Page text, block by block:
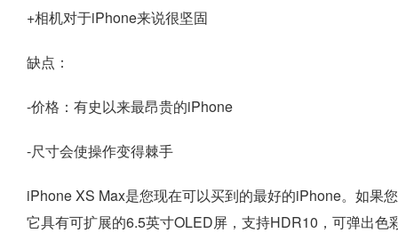
+相机对于iPhone来说很坚固
缺点：
-价格：有史以来最昂贵的iPhone
-尺寸会使操作变得棘手
iPhone XS Max是您现在可以买到的最好的iPhone。如果
它具有可扩展的6.5英寸OLED屏，支持HDR10，可弹出